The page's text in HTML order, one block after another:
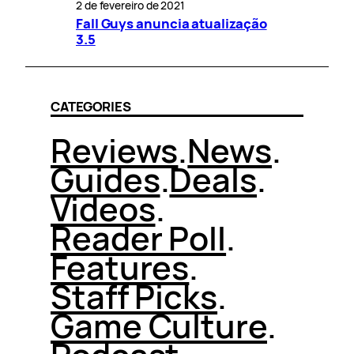
2 de fevereiro de 2021
Fall Guys anuncia atualização
3.5
CATEGORIES
Reviews.News.
Guides.Deals.
Videos.
Reader Poll.
Features.
Staff Picks.
Game Culture.